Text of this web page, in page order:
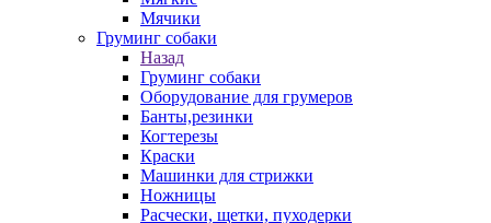
Мячики
Груминг собаки
Назад
Груминг собаки
Оборудование для грумеров
Банты,резинки
Когтерезы
Краски
Машинки для стрижки
Ножницы
Расчески, щетки, пуходерки